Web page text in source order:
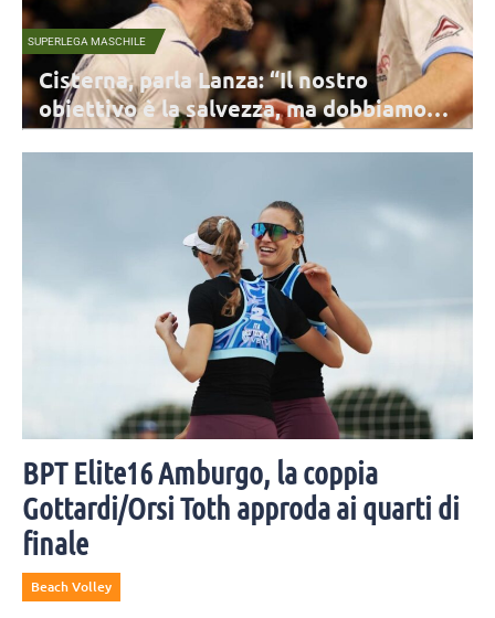
NAZIONALE FEMMINILE
La Nazionale B continua a lavorare: dal
10 al 14 sarà a Darfo Boario
BPT Elite16 Amburgo, la coppia
Gottardi/Orsi Toth approda ai quarti di
finale
Beach Volley